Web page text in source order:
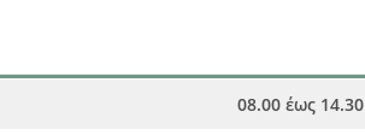
08.00 έως 14.30